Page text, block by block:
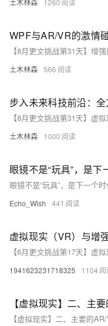
土木林森 1260
土木林森 566
土木林森 1000
眼镜不是“玩具”，是下一个
Echo_Wish 441
1941623231718325 1104
【虚拟现实】二、主
【虚拟现实】二、主要的